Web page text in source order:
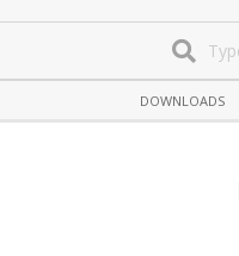
Navigation
DOWNLOADS